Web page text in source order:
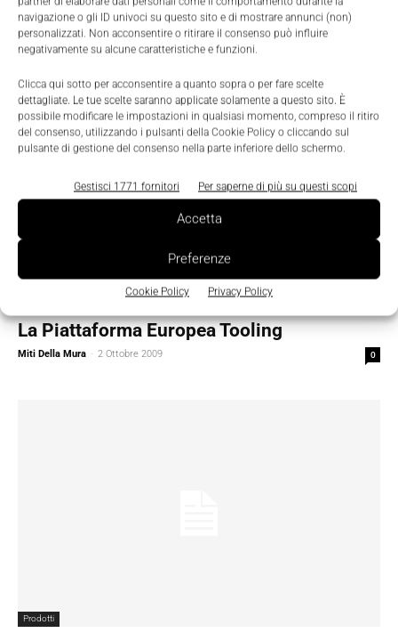
navigazione o gli ID univoci su questo sito e di mostrare annunci (non)
personalizzati. Non acconsentire o ritirare il consenso può influire
negativamente su alcune caratteristiche e funzioni.
Clicca qui sotto per acconsentire a quanto sopra o per fare scelte
dettagliate. Le tue scelte saranno applicate solamente a questo sito. È
possibile modificare le impostazioni in qualsiasi momento, compreso il ritiro
del consenso, utilizzando i pulsanti della Cookie Policy o cliccando sul
pulsante di gestione del consenso nella parte inferiore dello schermo.
Gestisci 1771 fornitori Per saperne di più su questi scopi
Accetta
Preferenze
Cookie Policy Privacy Policy
Le auto parlano tra loro
Miti Della Mura - 2 Ottobre 2009
La Piattaforma Europea Tooling
Miti Della Mura - 2 Ottobre 2009 0
Prodotti